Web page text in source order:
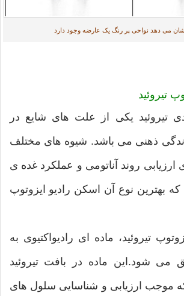
می دهد نواحی پر رنگ یک عارضه وجود دارد
تیروئید
تیروئید یکی از علت های شایع در
ذهنی می باشد. شیوه های مختلف
ارزیابی روند آناتومی و عملکرد غده ی
که بهترین نوع آن اسکن رادیو ایزوتوپ
تیروئید، ماده ای رادیواکتیوی به
می شود.این ماده در بافت تیروئید
موجب ارزیابی و شناسایی سلول های